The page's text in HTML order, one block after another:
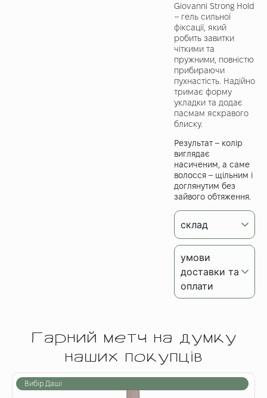
Giovanni Strong Hold
– гель сильної
фіксації, який
робить завитки
чіткими та
пружними, повністю
прибираючи
пухнастість. Надійно
тримає форму
укладки та додає
пасмам яскравого
блиску.
Результат – колір
виглядає
насиченим, а саме
волосся – щільним і
доглянутим без
зайвого обтяження.
склад
умови
доставки та
оплати
Гарний метч на думку
наших покупців
Вибір Даші